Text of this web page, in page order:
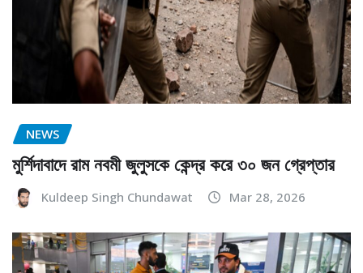
NEWS
মুর্শিদাবাদে রাম নবমী জুলুসকে কেন্দ্র করে ৩০ জন গ্রেপ্তার
Kuldeep Singh Chundawat Mar 28, 2026